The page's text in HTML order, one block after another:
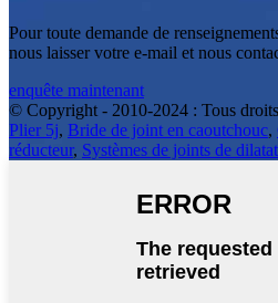
Pour toute demande de
nous laisser votre e-mail et nous
enquête maintenant
© Copyright - 2010-2024 : Tous droits
Plier 5j, Bride de joint en caoutchouc,
réducteur, Systèmes de joints de